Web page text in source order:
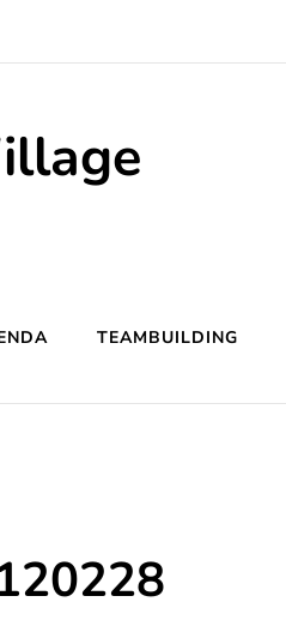
TEAMBUILDING